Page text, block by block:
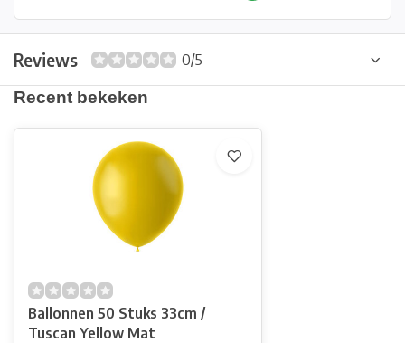
Reviews
0/5
Recent bekeken
Ballonnen 50 Stuks 33cm /
Tuscan Yellow Mat